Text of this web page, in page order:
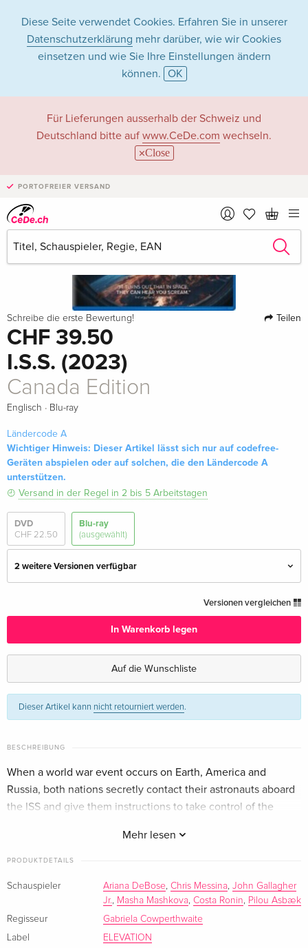
Diese Seite verwendet Cookies. Erfahren Sie in unserer
Datenschutzerklärung mehr darüber, wie wir Cookies
einsetzen und wie Sie Ihre Einstellungen ändern
können. OK
Für Lieferungen ausserhalb der Schweiz und
Deutschland bitte auf www.CeDe.com wechseln.
Close
PORTOFREIER VERSAND
Schreibe die erste Bewertung! Teilen
CHF 39.50
I.S.S. (2023)
Canada Edition
Englisch · Blu-ray
Ländercode A
Wichtiger Hinweis: Dieser Artikel lässt sich nur auf codefree-
Geräten abspielen oder auf solchen, die den Ländercode A
unterstützen.
Versand in der Regel in 2 bis 5 Arbeitstagen
DVD
CHF 22.50
Blu-ray
(ausgewählt)
2 weitere Versionen verfügbar
CHF 39.50
Standard Edition
Englisch · US Version
CHF 25.50
Versionen vergleichen
In Warenkorb legen
Auf die Wunschliste
Dieser Artikel kann nicht retourniert werden.
BESCHREIBUNG
Mehr lesen
When a world war event occurs on Earth, America and
Russia, both nations secretly contact their astronauts aboard
the ISS and give them instructions to take control of the
PRODUKTDETAILS
Schauspieler Ariana DeBose Chris Messina John Gallagher
Jr.
Masha Mashkova Costa Ronin
Pilou Asbæk
Regisseur
Gabriela Cowperthwaite
Label
ELEVATION